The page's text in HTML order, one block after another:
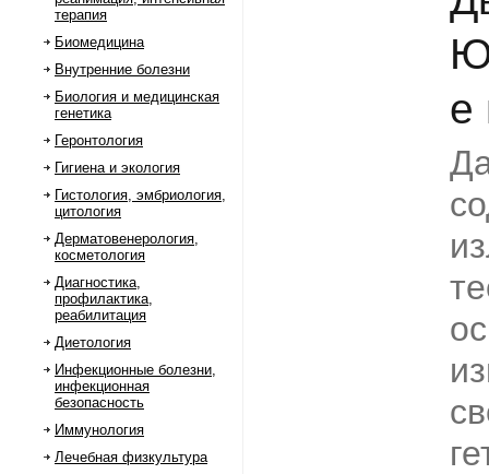
терапия
Биомедицина
Внутренние болезни
Биология и медицинская
генетика
Геронтология
Гигиена и экология
Гистология, эмбриология,
цитология
Дерматовенерология,
косметология
Диагностика,
профилактика,
реабилитация
Диетология
Инфекционные болезни,
инфекционная
безопасность
Иммунология
Лечебная физкультура
е